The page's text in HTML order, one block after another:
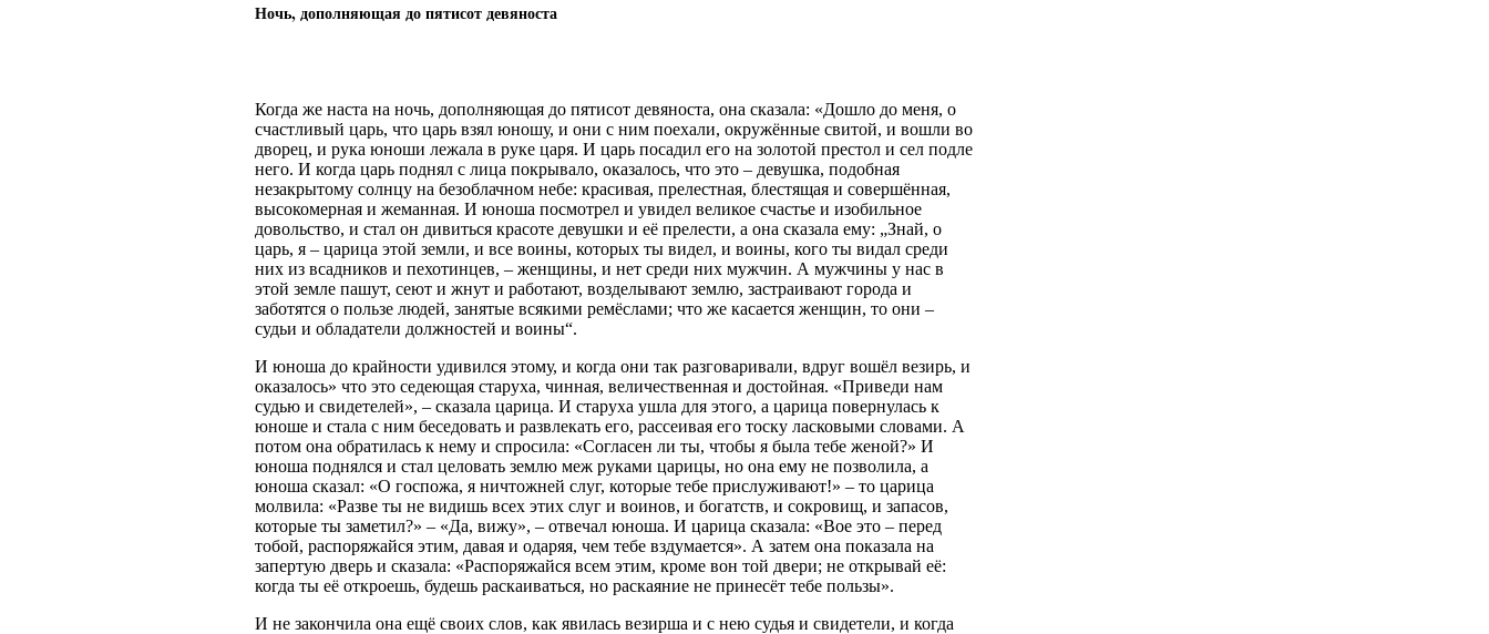
Ночь, дополняющая до пятисот девяноста
Когда же наста на ночь, дополняющая до пятисот девяноста, она сказала: «Дошло до меня, о
счастливый царь, что царь взял юношу, и они с ним поехали, окружённые свитой, и вошли во
дворец, и рука юноши лежала в руке царя. И царь посадил его на золотой престол и сел подле
него. И когда царь поднял с лица покрывало, оказалось, что это – девушка, подобная
незакрытому солнцу на безоблачном небе: красивая, прелестная, блестящая и совершённая,
высокомерная и жеманная. И юноша посмотрел и увидел великое счастье и изобильное
довольство, и стал он дивиться красоте девушки и её прелести, а она сказала ему: „Знай, о
царь, я – царица этой земли, и все воины, которых ты видел, и воины, кого ты видал среди
них из всадников и пехотинцев, – женщины, и нет среди них мужчин. А мужчины у нас в
этой земле пашут, сеют и жнут и работают, возделывают землю, застраивают города и
заботятся о пользе людей, занятые всякими ремёслами; что же касается женщин, то они –
судьи и обладатели должностей и воины“.
И юноша до крайности удивился этому, и когда они так разговаривали, вдруг вошёл везирь, и
оказалось» что это седеющая старуха, чинная, величественная и достойная. «Приведи нам
судью и свидетелей», – сказала царица. И старуха ушла для этого, а царица повернулась к
юноше и стала с ним беседовать и развлекать его, рассеивая его тоску ласковыми словами. А
потом она обратилась к нему и спросила: «Согласен ли ты, чтобы я была тебе женой?» И
юноша поднялся и стал целовать землю меж руками царицы, но она ему не позволила, а
юноша сказал: «О госпожа, я ничтожней слуг, которые тебе прислуживают!» – то царица
молвила: «Разве ты не видишь всех этих слуг и воинов, и богатств, и сокровищ, и запасов,
которые ты заметил?» – «Да, вижу», – отвечал юноша. И царица сказала: «Вое это – перед
тобой, распоряжайся этим, давая и одаряя, чем тебе вздумается». А затем она показала на
запертую дверь и сказала: «Распоряжайся всем этим, кроме вон той двери; не открывай её:
когда ты её откроешь, будешь раскаиваться, но раскаяние не принесёт тебе пользы».
И не закончила она ещё своих слов, как явилась везирша и с нею судья и свидетели, и когда